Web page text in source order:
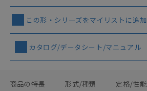
この形・シリーズをマイリストに追加
カタログ/データシート/マニュアル
商品の特長 形式/種類 定格/性能